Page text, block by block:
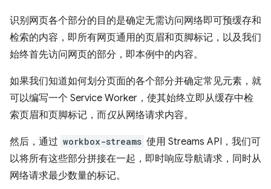
识别网页各个部分的目的是确定无需访问网络即可预缓存和
检索的内容，即所有网页通用的页眉和页脚标记，以及我们
始终首先访问网页的部分，即本例中的内容。
如果我们知道如何划分页面的各个部分并确定常见元素，就
可以编写一个 Service Worker，使其始终立即从缓存中检
索页眉和页脚标记，而仅从网络请求内容。
然后，通过 workbox-streams 使用 Streams API，我们可
以将所有这些部分拼接在一起，即时响应导航请求，同时从
网络请求最少数量的标记。